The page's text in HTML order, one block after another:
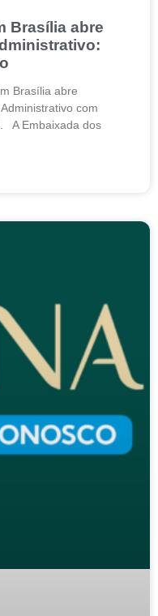
Brasília abre
Brasília abre
com
A Embaixada dos